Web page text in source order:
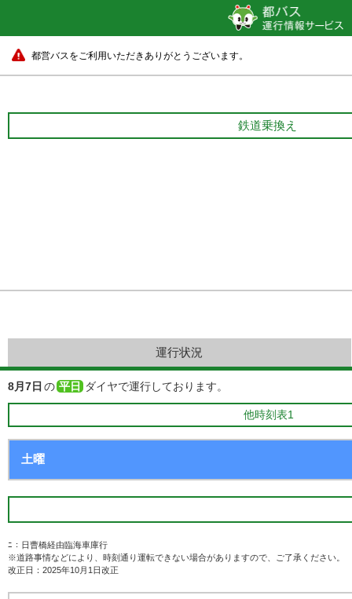
都営バスをご利用いただきありがとうございます。
鉄道乗換え
運行状況
8月7日 の 平日 ダイヤで運行しております。
他時刻表1
ﾆ：日曹橋経由臨海車庫行
※道路事情などにより、時刻通り運転できない場合がありますので、ご了承ください。
改正日：2025年10月1日改正